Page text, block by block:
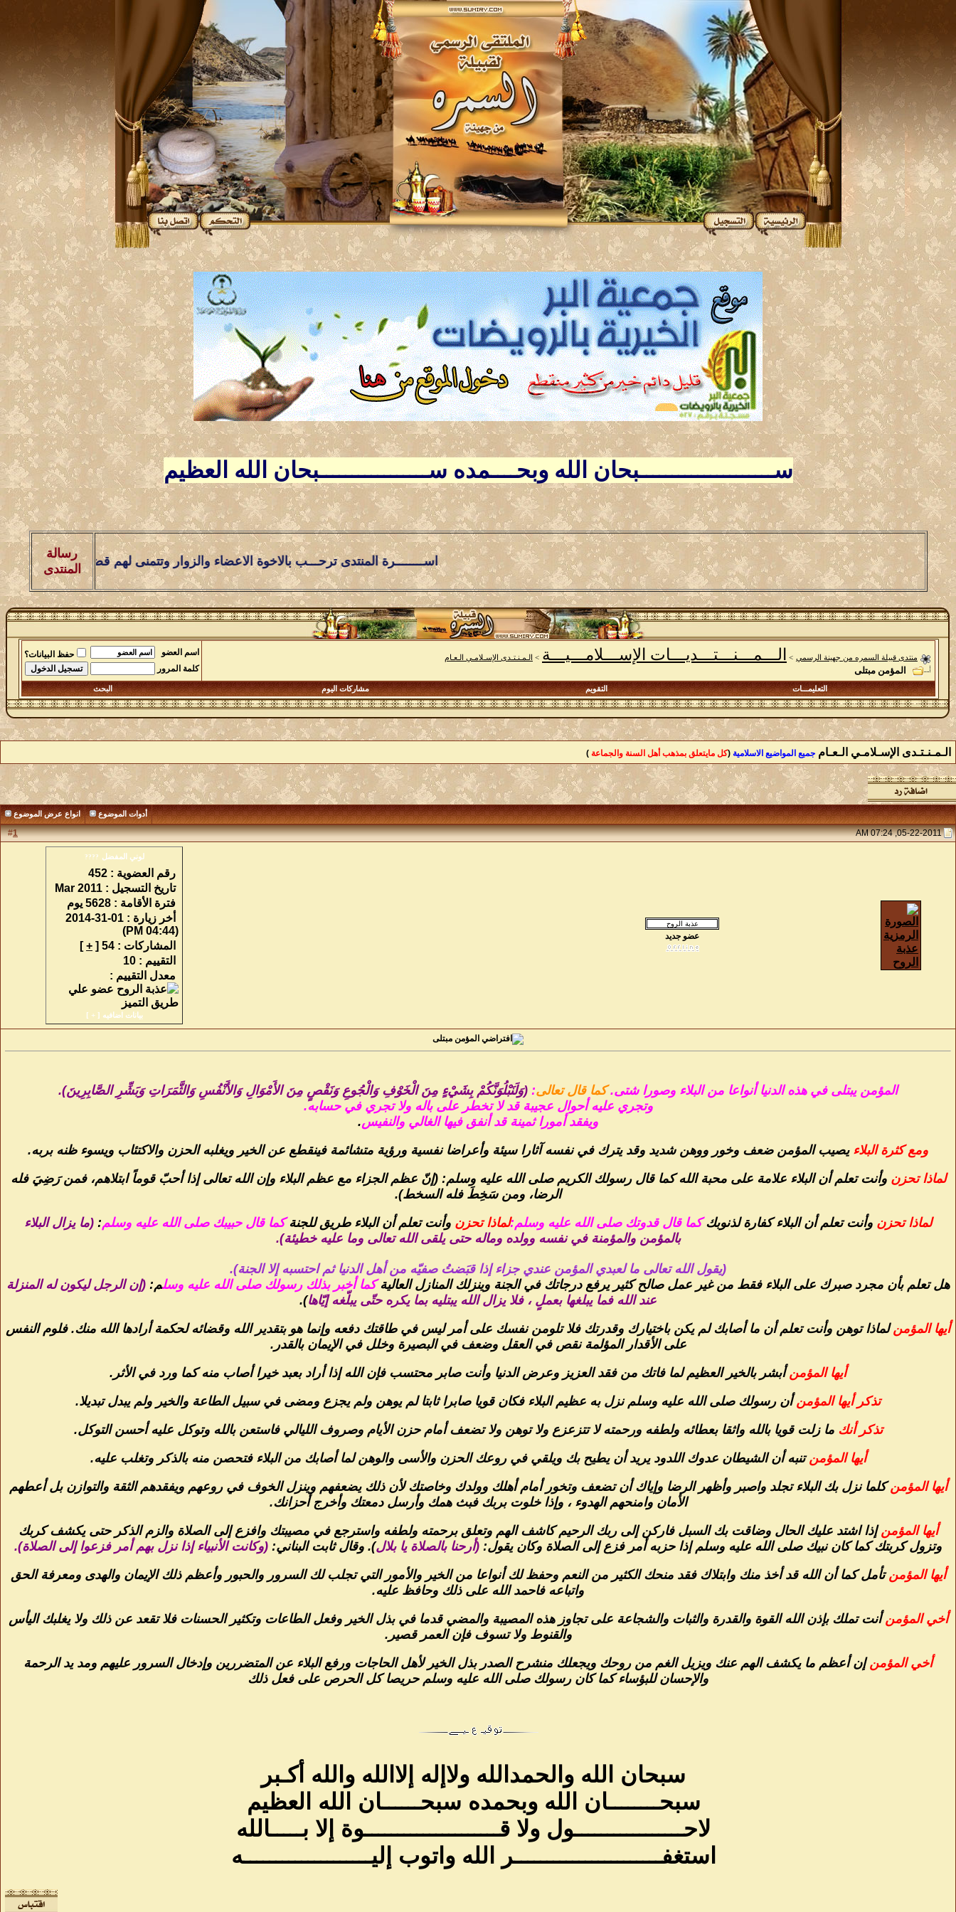
ســـــــــــــــــــــبحان الله وبحــــمده ســـــــــــــــــبحان الله العظيم
اســــــــرة المنتدى ترحـــب بالاخوة الاعضاء والزوار وتتمنى لهم قضـــاء اسعد الاوقات
رسالة
المنتدى
منتدى قبيلة السمره من جهينة الرسمي > الـــمـــنـــتـــديـــات الإســـلامـــيـــة > الـمـنـتـدى الإسـلامـي الـعـام
المؤمن مبتلى
اسم العضو
حفظ البيانات؟
كلمة المرور
التعليمـــات التقويم مشاركات اليوم البحث
الـمـنـتـدى الإسـلامـي الـعـام جميع المواضيع الاسلامية (كل مايتعلق بمذهب أهل السنة والجماعة )
أدوات الموضوع انواع عرض الموضوع
#1 05-22-2011, 07:24 AM
عضو جديد
لوني المفضل ????
رقم العضوية : 452
تاريخ التسجيل : Mar 2011
فترة الأقامة : 5628 يوم
أخر زيارة :
01-31-2014
(04:44 PM)
المشاركات : 54 [
+
]
التقييم : 10
معدل التقييم :
بيانات اضافيه [+
]
المؤمن مبتلى
المؤمن يبتلى في هذه الدنيا أنواعا من البلاء وصورا شتى.كما قال تعالى: (وَلَنَبْلُوَنَّكُمْ بِشَيْءٍ مِنَ الْخَوْفِ وَالْجُوعِ وَنَقْصٍ مِنَ الأَمْوَالِ وَالأَنْفُسِ وَالثَّمَرَاتِ وَبَشِّرِ الصَّابِرِينَ).
وتجري عليه أحوال عجيبة قد لا تخطر على باله ولا تجري في حسابه.
ويفقد أمورا ثمينة قد أنفق فيها الغالي والنفيس.
ومع كثرة البلاء يصيب المؤمن ضعف وخور ووهن شديد وقد يترك في نفسه آثارا سيئة وأعراضا نفسية ورؤية متشائمة فينقطع عن الخير ويغلبه الحزن والاكتئاب ويسوء ظنه بربه.
لماذا تحزن وأنت تعلم أن البلاء علامة على محبة الله كما قال رسولك الكريم صلى الله عليه وسلم: (إنّ عظم الجزاء مع عظم البلاء وإن الله تعالى إذا أحبّ قوماً ابتلاهم، فمن رَضِيَ فله
الرضا، ومن سَخِطَ فله السخط).
لماذا تحزن وأنت تعلم أن البلاء كفارة لذنوبككما قال قدوتك صلى الله عليه وسلم:لماذا تحزن وأنت تعلم أن البلاء طريق للجنةكما قال حبيبك صلى الله عليه وسلم: (ما يزال البلاء
بالمؤمن والمؤمنة في نفسه وولده وماله حتى يلقى الله تعالى وما عليه خطيئة).
(يقول الله تعالى ما لعبدي المؤمن عندي جزاء إذا قبَضتُ صفيّه من أهل الدنيا ثم احتسبه إلا الجنة).
هل تعلم بأن مجرد صبرك على البلاء فقط من غير عمل صالح كثير يرفع درجاتك في الجنة وينزلك المنازل العاليةكما أخبر بذلك رسولك صلى الله عليه وسلم: (إن الرجل ليكون له المنزلة
عند الله فما يبلغها بعملٍ ، فلا يزال الله يبتليه بما يكره حتّى يبلّغه إيّاها).
أيها المؤمنلماذا توهن وأنت تعلم أن ما أصابك لم يكن باختيارك وقدرتك فلا تلومن نفسك على أمر ليس في طاقتك دفعه وإنما هو بتقدير الله وقضائه لحكمة أرادها الله منك. فلوم النفس
على الأقدار المؤلمة نقص في العقل وضعف في البصيرة وخلل في الإيمان بالقدر.
أيها المؤمنأبشر بالخير العظيم لما فاتك من فقد العزيز وعرض الدنيا وأنت صابر محتسب فإن الله إذا أراد بعبد خيرا أصاب منه كما ورد في الأثر.
تذكر أيها المؤمنأن رسولك صلى الله عليه وسلم نزل به عظيم البلاء فكان قويا صابرا ثابتا لم يوهن ولم يجزع ومضى في سبيل الطاعة والخير ولم يبدل تبديلا.
تذكر أنك ما زلت قويا بالله واثقا بعطائه ولطفه ورحمته لا تتزعزع ولا توهن ولا تضعف أمام حزن الأيام وصروف الليالي فاستعن بالله وتوكل عليه أحسن التوكل.
أيها المؤمنتنبه أن الشيطان عدوك اللدود يريد أن يطيح بك ويلقي في روعك الحزن والأسى والوهن لما أصابك من البلاء فتحصن منه بالذكر وتغلب عليه.
أيها المؤمنكلما نزل بك البلاء تجلد واصبر وأظهر الرضا وإياك أن تضعف وتخور أمام أهلك وولدك وخاصتك لأن ذلك يضعفهم وينزل الخوف في روعهم ويفقدهم الثقة والتوازن بل أعطهم
الأمان وامنحهم الهدوء ، وإذا خلوت بربك فبث همك وأرسل دمعتك وأخرج أحزانك.
أيها المؤمنإذا اشتد عليك الحال وضاقت بك السبل فاركن إلى ربك الرحيم كاشف الهم وتعلق برحمته ولطفه واسترجع في مصيبتك وافزع إلى الصلاة والزم الذكر حتى يكشف كربك
وتزول كربتك كما كان نبيك صلى الله عليه وسلم إذا حزبه أمر فزع إلى الصلاة وكان يقول: (أرحنا بالصلاة يا بلال). وقال ثابت البناني: (وكانت الأنبياء إذا نزل بهم أمر فزعوا إلى الصلاة).
أيها المؤمنتأمل كما أن الله قد أخذ منك وابتلاك فقد منحك الكثير من النعم وحفظ لك أنواعا من الخير والأمور التي تجلب لك السرور والحبور وأعظم ذلك الإيمان والهدى ومعرفة الحق
واتباعه فاحمد الله على ذلك وحافظ عليه.
أخي المؤمنأنت تملك بإذن الله القوة والقدرة والثبات والشجاعة على تجاوز هذه المصيبة والمضي قدما في بذل الخير وفعل الطاعات وتكثير الحسنات فلا تقعد عن ذلك ولا يغلبك اليأس
والقنوط ولا تسوف فإن العمر قصير.
أخي المؤمنإن أعظم ما يكشف الهم عنك ويزيل الغم من روحك ويجعلك منشرح الصدر بذل الخير لأهل الحاجات ورفع البلاء عن المتضررين وإدخال السرور عليهم ومد يد الرحمة
والإحسان للبؤساء كما كان رسولك صلى الله عليه وسلم حريصا كل الحرص على فعل ذلك
سبحان الله والحمدالله ولاإله إلاالله والله أكـبر
سبحــــــــان الله وبحمده سبحــــــان الله العظيم
لاحـــــــــــــــــول ولا قـــــــــــــــــــــوة إلا بـــــالله
استغفـــــــــــــــــــــــر الله واتوب إليــــــــــــــــــــه